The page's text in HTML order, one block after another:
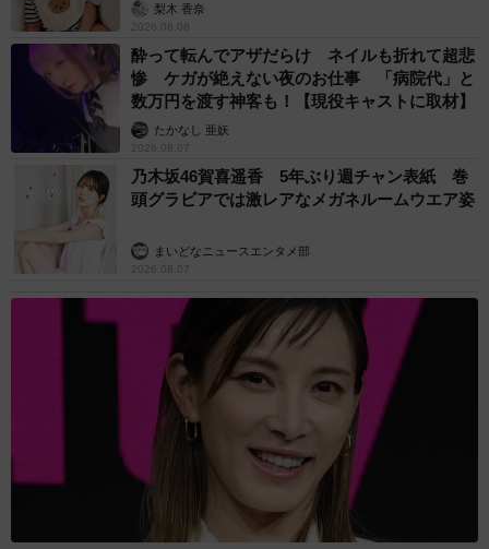
梨木 香奈
2026.08.08
酔って転んでアザだらけ ネイルも折れて超悲
惨 ケガが絶えない夜のお仕事 「病院代」と
数万円を渡す神客も！【現役キャストに取材】
たかなし 亜妖
2026.08.07
乃木坂46賀喜遥香 5年ぶり週チャン表紙 巻
頭グラビアでは激レアなメガネルームウエア姿
まいどなニュースエンタメ部
2026.08.07